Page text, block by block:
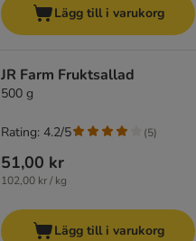
Lägg till i varukorg
JR Farm Fruktsallad
500 g
51,00 kr
102,00 kr / kg
Rating: 4.2/5 (5)
Lägg till i varukorg